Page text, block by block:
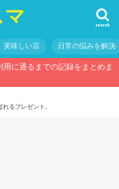
マ search
美味しい店 日常の悩みを解決
に通るまでの記録をまとめま
るプレゼント。